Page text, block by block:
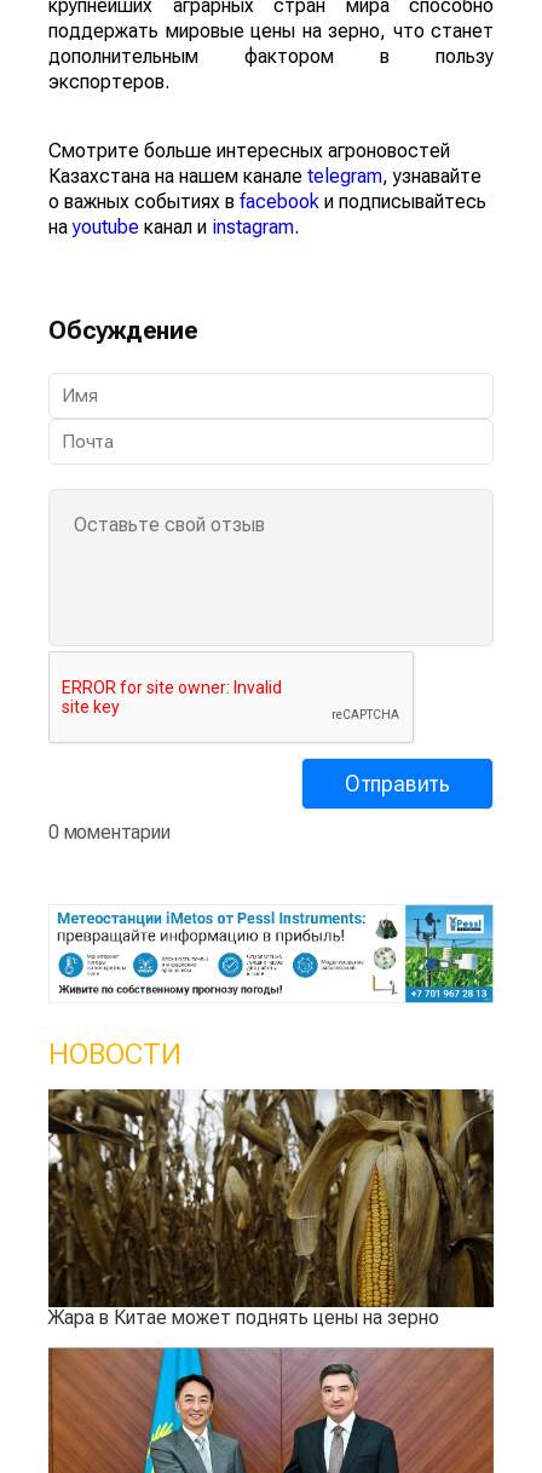
крупнейших аграрных стран мира способно
поддержать мировые цены на зерно, что станет
дополнительным фактором в пользу
экспортеров.
Смотрите больше интересных агроновостей
Казахстана на нашем канале telegram, узнавайте
о важных событиях в facebook и подписывайтесь
наyoutube канал и instagram.
Обсуждение
0 моментарии
НОВОСТИ
Жара в Китае может поднять цены на зерно